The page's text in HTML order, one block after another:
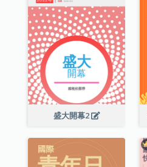
盛大開幕2